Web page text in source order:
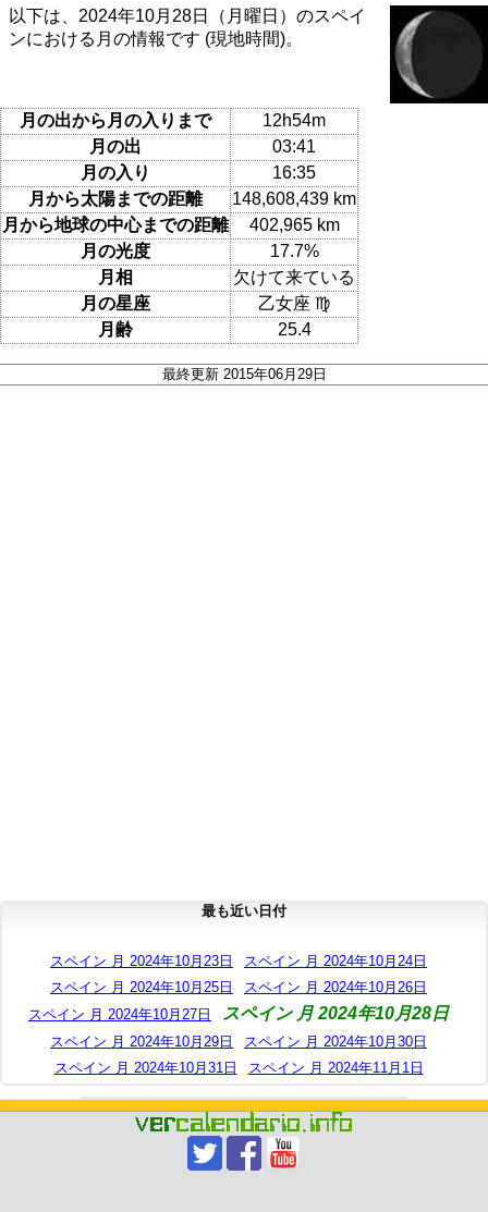
以下は、2024年10月28日（月曜日）のスペイ
ンにおける月の情報です (現地時間)。
月の出から月の入りまで
12h54m
月の出
03:41
月の入り
16:35
月から太陽までの距離
148,608,439 km
月から地球の中心までの距離
402,965 km
月の光度
17.7%
月相
欠けて来ている
月の星座
乙女座 ♍
月齢
25.4
最終更新 2015年06月29日
最も近い日付
スペイン 月 2024年10月23日
スペイン 月 2024年10月24日
スペイン 月 2024年10月25日
スペイン 月 2024年10月26日
スペイン 月 2024年10月27日
スペイン 月 2024年10月28日
スペイン 月 2024年10月29日
スペイン 月 2024年10月30日
スペイン 月 2024年10月31日
スペイン 月 2024年11月1日